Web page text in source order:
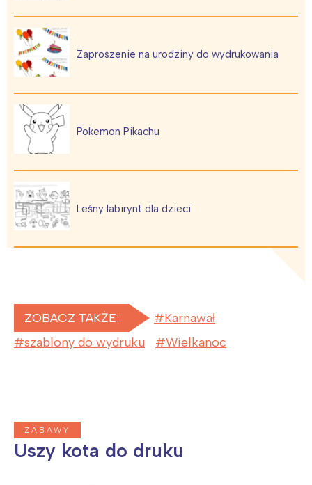
Zaproszenie na urodziny do wydrukowania
Pokemon Pikachu
Leśny labirynt dla dzieci
ZOBACZ TAKŻE:
Karnawał
szablony do wydruku
Wielkanoc
ZABAWY
Uszy kota do druku
Interesują mnie wydarzenia z
tego regionu: